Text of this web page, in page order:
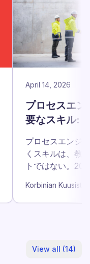
April 14, 2026
プロセスエン
要なスキル:
く8つ
プロセスエンジ
くスキルは、教
トではない。
Korbinian Kuusisto
View all (14)